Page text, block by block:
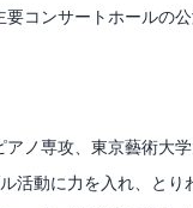
コンサートホールの公
室内楽アカデミー奧志
ノ専攻、東京藝術大
活動に力を入れ、とり